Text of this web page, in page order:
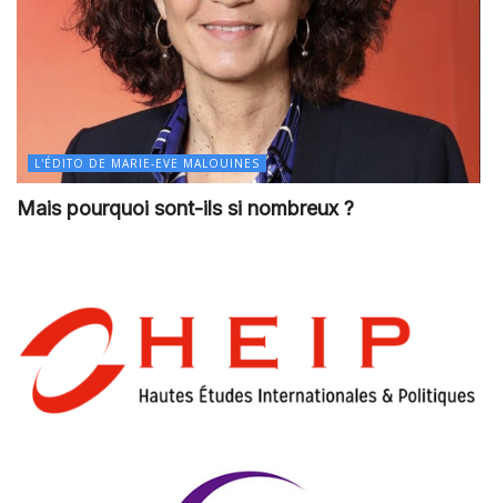
L'ÉDITO DE MARIE-EVE MALOUINES
Mais pourquoi sont-ils si nombreux ?